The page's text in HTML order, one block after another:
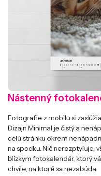
Nástenný
Fotografie z mobilu si
Dizajn Minimal je čistý a
celú stránku okrem
na spodku. Nič nerozptyľuje,
blízkym fotokalendár, ktorý
chvíle, na ktoré sa nezabúda.